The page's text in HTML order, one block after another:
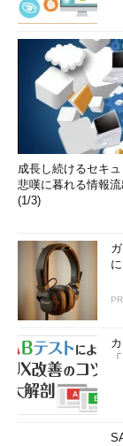
成長し続けるセキ
悲嘆に暮れる情報
(1/3)